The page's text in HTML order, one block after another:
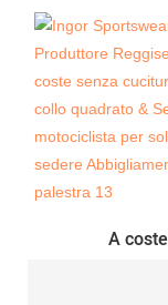
A coste